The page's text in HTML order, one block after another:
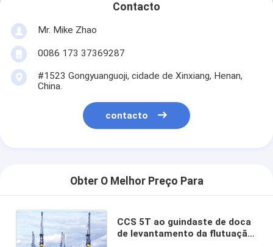
Contacto
Mr. Mike Zhao
0086 173 37369287
#1523 Gongyuanguoji, cidade de Xinxiang, Henan,
China.
contacto
Obter O Melhor Preço Para
CCS 5T ao guindaste de doca
de levantamento da flutuação